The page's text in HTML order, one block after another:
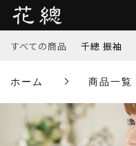
すべての商品 千總 振袖
ホーム 商品一覧
桶絞り
数量
子カテゴリ